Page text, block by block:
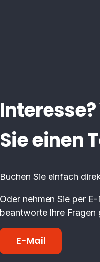
Sie einen
Buchen Sie einfach
Oder nehmen Sie per
beantworte Ihre Fragen